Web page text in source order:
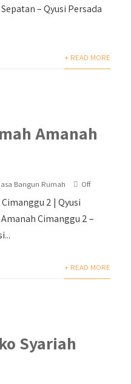
– Qyusi Persada
+ READ MORE
Amanah
Bangun Rumah Off
2 | Qyusi
Cimanggu 2 –
+ READ MORE
Syariah